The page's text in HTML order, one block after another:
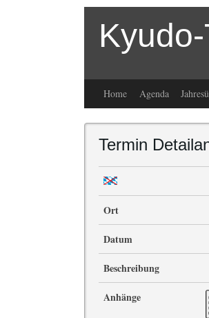
Home Agenda
Termin
Ort
Datum
Beschreibung
Anhänge